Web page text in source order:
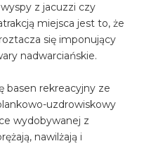
z jacuzzi czy
miejsca jest to, że
się imponujący
nadwarciańskie.
basen rekreacyjny ze
uzdrowiskowy
wydobywanej z
nawilżają i